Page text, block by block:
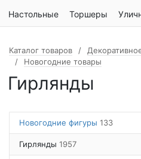
Настольные Торшеры
Каталог товаров
Новогодние товары
Гирлянды
Новогодние фигуры 133
Гирлянды 1957